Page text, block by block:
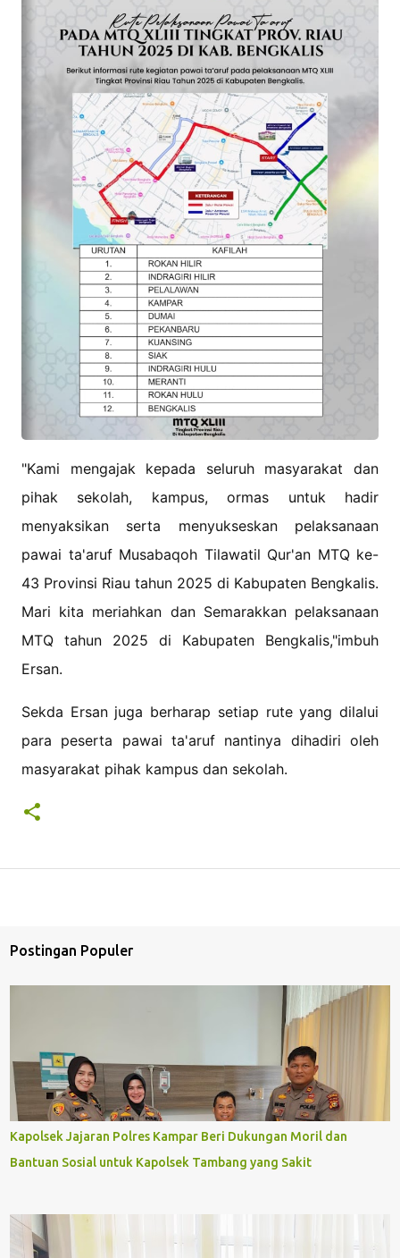
"Kami mengajak kepada seluruh masyarakat dan
pihak sekolah, kampus, ormas untuk hadir
menyaksikan serta menyukseskan pelaksanaan
pawai ta'aruf Musabaqoh Tilawatil Qur'an MTQ ke-
43 Provinsi Riau tahun 2025 di Kabupaten Bengkalis.
Mari kita meriahkan dan Semarakkan pelaksanaan
MTQ tahun 2025 di Kabupaten Bengkalis,"imbuh
Ersan.
Sekda Ersan juga berharap setiap rute yang dilalui
para peserta pawai ta'aruf nantinya dihadiri oleh
masyarakat pihak kampus dan sekolah.
Postingan Populer
Kapolsek Jajaran Polres Kampar Beri Dukungan Moril dan
Bantuan Sosial untuk Kapolsek Tambang yang Sakit